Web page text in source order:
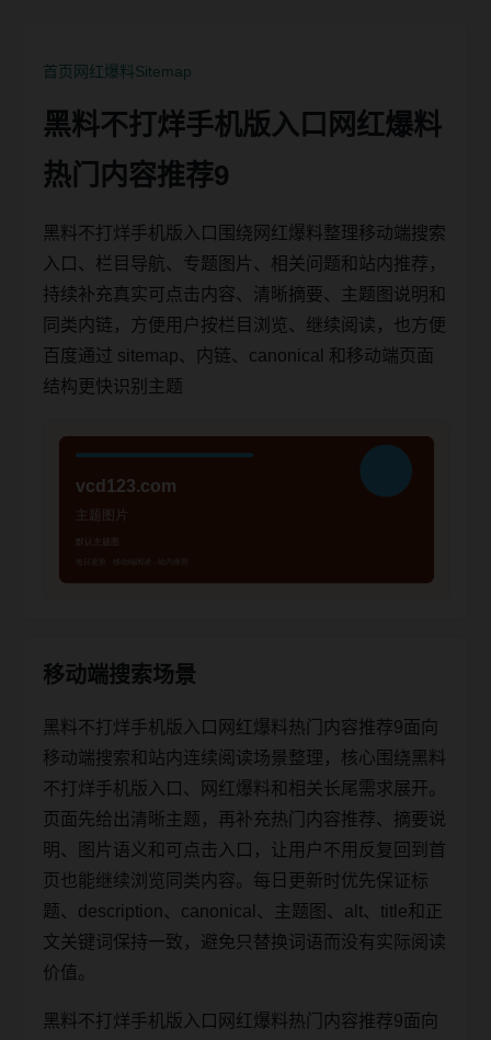
首页网红爆料Sitemap
黑料不打烊手机版入口网红爆料
热门内容推荐9
黑料不打烊手机版入口围绕网红爆料整理移动端搜索
入口、栏目导航、专题图片、相关问题和站内推荐，
持续补充真实可点击内容、清晰摘要、主题图说明和
同类内链，方便用户按栏目浏览、继续阅读，也方便
百度通过 sitemap、内链、canonical 和移动端页面
结构更快识别主题
移动端搜索场景
黑料不打烊手机版入口网红爆料热门内容推荐9面向
移动端搜索和站内连续阅读场景整理，核心围绕黑料
不打烊手机版入口、网红爆料和相关长尾需求展开。
页面先给出清晰主题，再补充热门内容推荐、摘要说
明、图片语义和可点击入口，让用户不用反复回到首
页也能继续浏览同类内容。每日更新时优先保证标
题、description、canonical、主题图、alt、title和正
文关键词保持一致，避免只替换词语而没有实际阅读
价值。
黑料不打烊手机版入口网红爆料热门内容推荐9面向